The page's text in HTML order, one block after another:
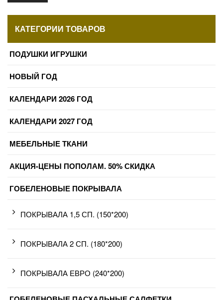
КАТЕГОРИИ ТОВАРОВ
ПОДУШКИ ИГРУШКИ
НОВЫЙ ГОД
КАЛЕНДАРИ 2026 ГОД
КАЛЕНДАРИ 2027 ГОД
МЕБЕЛЬНЫЕ ТКАНИ
АКЦИЯ-ЦЕНЫ ПОПОЛАМ. 50% СКИДКА
ГОБЕЛЕНОВЫЕ ПОКРЫВАЛА
ПОКРЫВАЛА 1,5 СП. (150*200)
ПОКРЫВАЛА 2 СП. (180*200)
ПОКРЫВАЛА ЕВРО (240*200)